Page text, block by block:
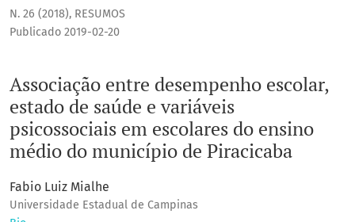
N. 26 (2018), RESUMOS
Associação entre desempenho escolar,
estado de saúde e variáveis
psicossociais em escolares do ensino
médio do município de Piracicaba
Publicado 2019-02-20
Fabio Luiz Mialhe
Universidade Estadual de Campinas